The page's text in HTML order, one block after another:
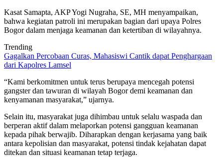
Kasat Samapta, AKP Yogi Nugraha, SE, MH menyampaikan,
bahwa kegiatan patroli ini merupakan bagian dari upaya Polres
Bogor dalam menjaga keamanan dan ketertiban di wilayahnya.
Trending
Gagalkan Percobaan Curas, Mahasiswi Cantik dapat Penghargaan
dari Kapolres Lamsel
“Kami berkomitmen untuk terus berupaya mencegah potensi
gangster dan tawuran di wilayah Bogor demi keamanan dan
kenyamanan masyarakat,” ujarnya.
Selain itu, masyarakat juga dihimbau untuk selalu waspada dan
berperan aktif dalam melaporkan potensi gangguan keamanan
kepada pihak berwajib. Diharapkan dengan kerjasama yang baik
antara kepolisian dan masyarakat, potensi tindak kejahatan dapat
ditekan dan situasi keamanan tetap terjaga.